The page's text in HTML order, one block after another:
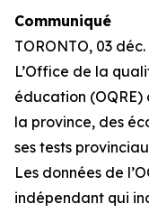
Communiqué
TORONTO, 03
L’Office de la
éducation (OQRE)
la province, des
ses tests
Les données de
indépendant qui